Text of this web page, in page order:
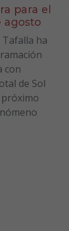
para el
agosto
Tafalla ha
con
de Sol